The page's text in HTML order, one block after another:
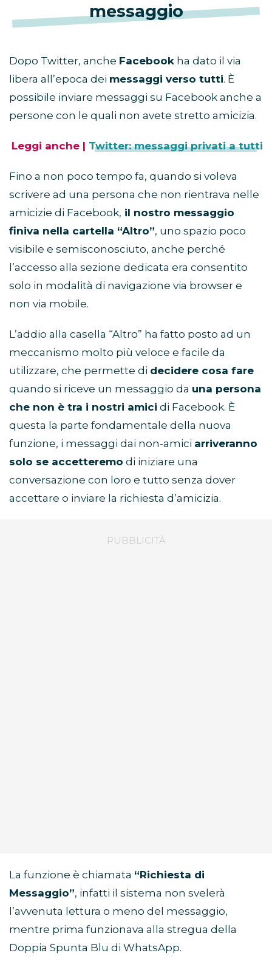
messaggio
Dopo Twitter, anche Facebook ha dato il via
libera all’epoca dei messaggi verso tutti. È
possibile inviare messaggi su Facebook anche a
persone con le quali non avete stretto amicizia.
Leggi anche | Twitter: messaggi privati a tutti
Fino a non poco tempo fa, quando si voleva
scrivere ad una persona che non rientrava nelle
amicizie di Facebook, il nostro messaggio
finiva nella cartella “Altro”, uno spazio poco
visibile e semisconosciuto, anche perché
l’accesso alla sezione dedicata era consentito
solo in modalità di navigazione via browser e
non via mobile.
L’addio alla casella “Altro” ha fatto posto ad un
meccanismo molto più veloce e facile da
utilizzare, che permette di decidere cosa fare
quando si riceve un messaggio da una persona
che non è tra i nostri amici di Facebook. È
questa la parte fondamentale della nuova
funzione, i messaggi dai non-amici arriveranno
solo se accetteremo di iniziare una
conversazione con loro e tutto senza dover
accettare o inviare la richiesta d’amicizia.
La funzione è chiamata “Richiesta di
Messaggio”, infatti il sistema non svelerà
l’avvenuta lettura o meno del messaggio,
mentre prima funzionava alla stregua della
Doppia Spunta Blu di WhatsApp.